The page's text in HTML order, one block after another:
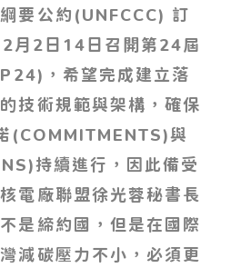
要公約(UNFCCC) 訂
月2日14日召開第24屆
，希望完成建立落
技術規範與架構，確保
(COMMITMENTS)與
持續進行，因此備受
電廠聯盟徐光蓉秘書長
是締約國，但是在國際
減碳壓力不小，必須更